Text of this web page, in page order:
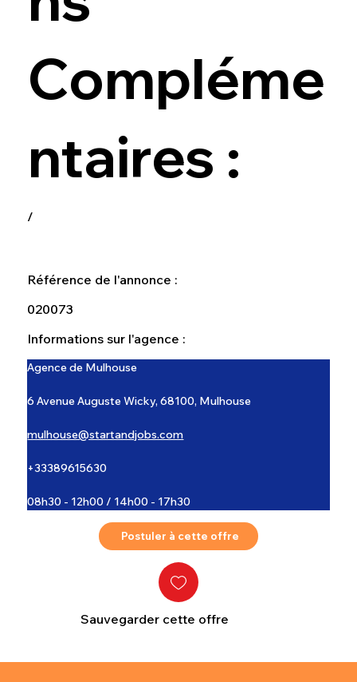
Compléme
ntaires :
/
Référence de l'annonce :
020073
Informations sur l'agence :
Agence de Mulhouse
6 Avenue Auguste Wicky, 68100, Mulhouse
mulhouse@startandjobs.com
+33389615630
08h30 - 12h00 / 14h00 - 17h30
Postuler à cette offre
Sauvegarder cette offre